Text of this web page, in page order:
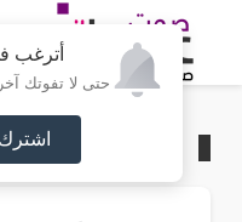
أترغب
حتى لا تفوتك آخر
اشترك
عربي